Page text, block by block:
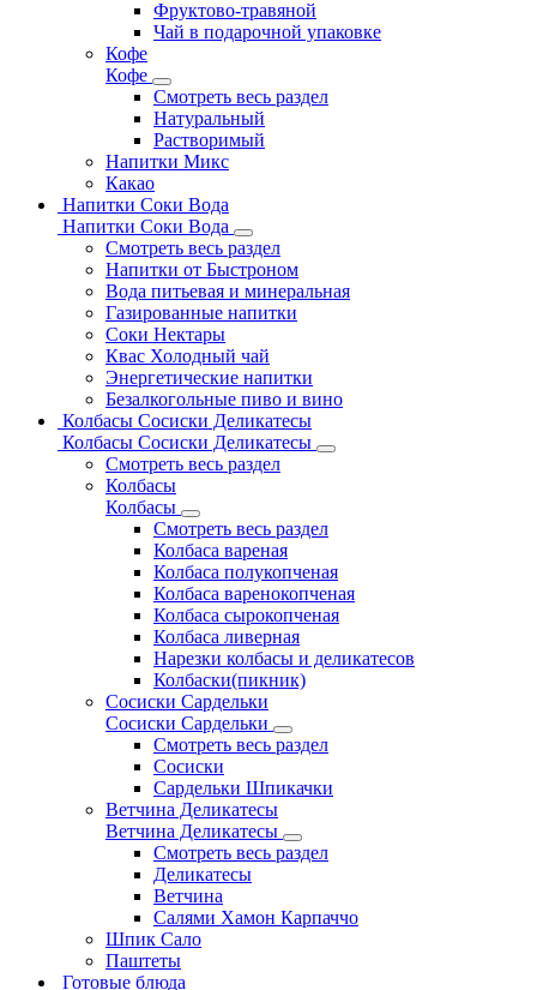
Фруктово-травяной
Чай в подарочной упаковке
Кофе
Кофе
Смотреть весь раздел
Натуральный
Растворимый
Напитки Микс
Какао
Напитки Соки Вода
Напитки Соки Вода
Смотреть весь раздел
Напитки от Быстроном
Вода питьевая и минеральная
Газированные напитки
Соки Нектары
Квас Холодный чай
Энергетические напитки
Безалкогольные пиво и вино
Колбасы Сосиски Деликатесы
Колбасы Сосиски Деликатесы
Смотреть весь раздел
Колбасы
Колбасы
Смотреть весь раздел
Колбаса вареная
Колбаса полукопченая
Колбаса варенокопченая
Колбаса сырокопченая
Колбаса ливерная
Нарезки колбасы и деликатесов
Колбаски(пикник)
Сосиски Сардельки
Сосиски Сардельки
Смотреть весь раздел
Сосиски
Сардельки Шпикачки
Ветчина Деликатесы
Ветчина Деликатесы
Смотреть весь раздел
Деликатесы
Ветчина
Салями Хамон Карпаччо
Шпик Сало
Паштеты
Готовые блюда